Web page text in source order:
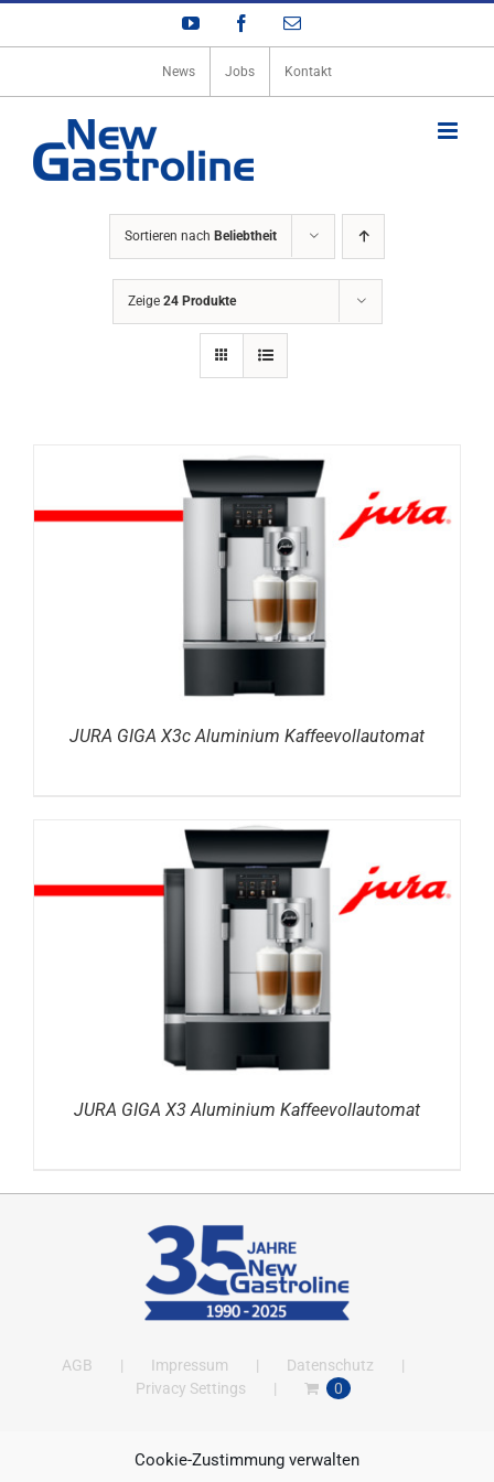
Cookie-Zustimmung verwalten
Zum
YouTube Facebook
E-
News Jobs Kontakt
Sortieren nach Beliebtheit
Zeige 24 Produkte
DETAILS
JURA GIGA X3c Aluminium Kaffeevollautomat
DETAILS
JURA GIGA X3 Aluminium Kaffeevollautomat
AGB Impressum
Datenschutz
Privacy Settings
0
ANSCHRIFT